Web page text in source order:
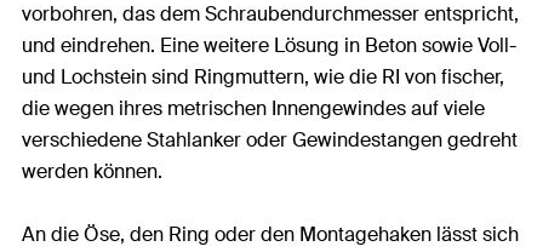
vorbohren, das dem Schraubendurchmesser entspricht,
und eindrehen. Eine weitere Lösung in Beton sowie Voll-
und Lochstein sind Ringmuttern, wie die RI von fischer,
die wegen ihres metrischen Innengewindes auf viele
verschiedene Stahlanker oder Gewindestangen gedreht
werden können.
An die Öse, den Ring oder den Montagehaken lässt sich